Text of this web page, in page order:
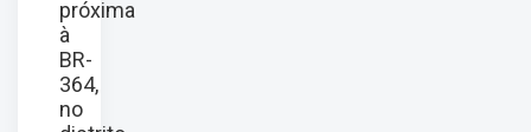
próxima
à
BR-
364,
no